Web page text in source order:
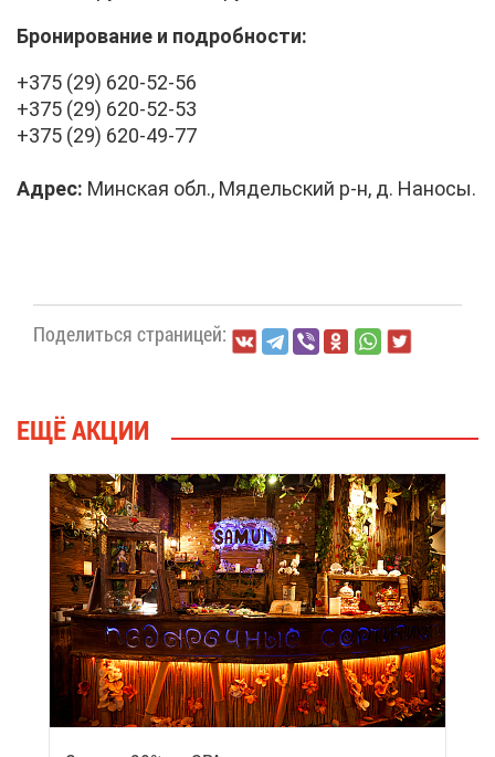
Бро­ни­ро­ва­ние и по­дроб­но­сти:
+375 (29) 620-52-56
+375 (29) 620-52-53
+375 (29) 620-49-77
Ад­рес: Мин­ская обл., Мя­дель­ский р-н, д. На­но­сы.
По­де­лить­ся стра­ни­цей:
ЕЩЁ АК­ЦИИ